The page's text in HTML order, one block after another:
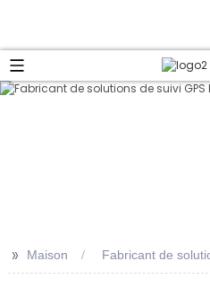
>> Maison Fabricant de